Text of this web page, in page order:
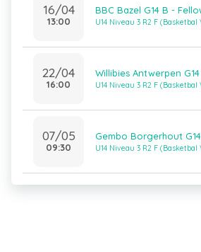
16/04
13:00
BBC Bazel G14 B -
U14 Niveau 3 R2 F
22/04
16:00
Willibies Antwerpen
U14 Niveau 3 R2 F
07/05
09:30
Gembo Borgerhout
U14 Niveau 3 R2 F